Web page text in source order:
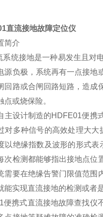
直流接地故障定位仪
简介
接地是一种易发生且对电
源负极，系统再有一点接地
回路或合闸回路短路，造成
点或烧保险。
主设计制造的HDFE01便携
对多种信号的高效处理大
以绝缘指数及波形的形式
次检测都能够指出接地点位
需要在绝缘告警门限值范围
能实现直流接地的检测或者
便携式直流接地故障查找仪